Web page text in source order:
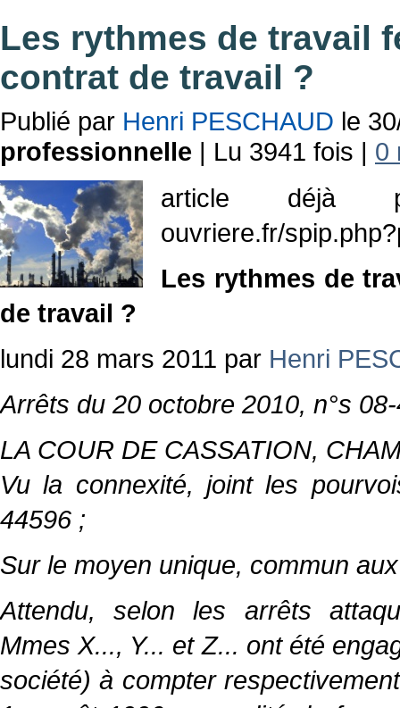
Les rythmes de travail
contrat de travail ?
Publié par Henri PESCHAUD le
professionnelle | Lu 3941 fois | 0
article déjà
ouvriere.fr/
Les rythmes de
de travail ?
lundi 28 mars 2011 par Henri
Arrêts du 20 octobre 2010, n°s
LA COUR DE CASSATION,
Vu la connexité, joint les
44596 ;
Sur le moyen unique, commun
Attendu, selon les arrêts
Mmes X..., Y... et Z... ont été
société) à compter